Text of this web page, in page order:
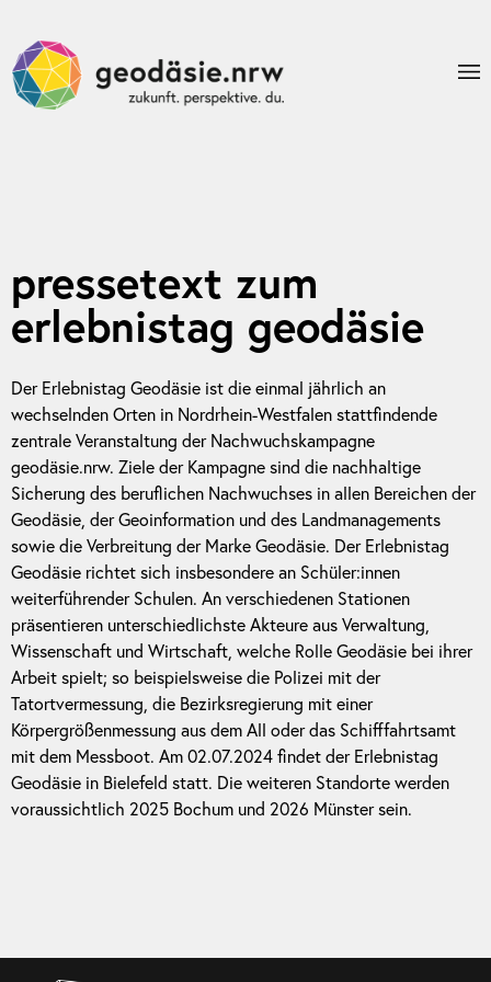
pressetext zum
erlebnistag geodäsie
Der Erlebnistag Geodäsie ist die einmal jährlich an
wechselnden Orten in Nordrhein-Westfalen stattfindende
zentrale Veranstaltung der Nachwuchskampagne
geodäsie.nrw. Ziele der Kampagne sind die nachhaltige
Sicherung des beruflichen Nachwuchses in allen Bereichen der
Geodäsie, der Geoinformation und des Landmanagements
sowie die Verbreitung der Marke Geodäsie. Der Erlebnistag
Geodäsie richtet sich insbesondere an Schüler:innen
weiterführender Schulen. An verschiedenen Stationen
präsentieren unterschiedlichste Akteure aus Verwaltung,
Wissenschaft und Wirtschaft, welche Rolle Geodäsie bei ihrer
Arbeit spielt; so beispielsweise die Polizei mit der
Tatortvermessung, die Bezirksregierung mit einer
Körpergrößenmessung aus dem All oder das Schifffahrtsamt
mit dem Messboot. Am 02.07.2024 findet der Erlebnistag
Geodäsie in Bielefeld statt. Die weiteren Standorte werden
voraussichtlich 2025 Bochum und 2026 Münster sein.